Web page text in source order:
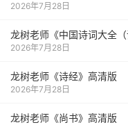
2026年7月28日
龙树老师《中国诗词大全
2026年7月28日
龙树老师《诗经》高清版
2026年7月28日
龙树老师《尚书》高清版